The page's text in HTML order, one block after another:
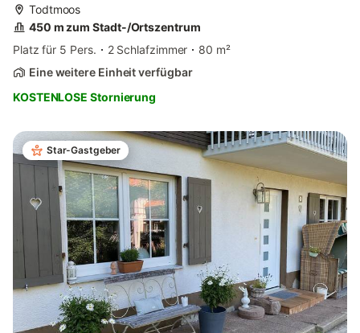
Todtmoos
450 m zum Stadt-/Ortszentrum
Platz für 5 Pers.
2 Schlafzimmer
80 m²
Eine weitere Einheit verfügbar
KOSTENLOSE Stornierung
Star-Gastgeber